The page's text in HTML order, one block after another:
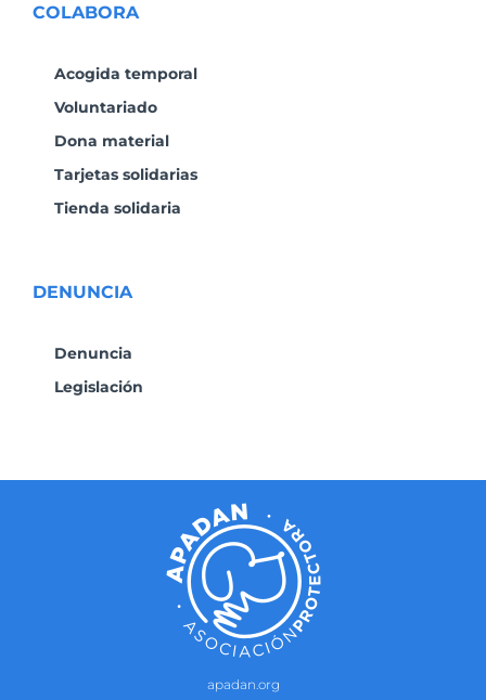
COLABORA
Acogida temporal
Voluntariado
Dona material
Tarjetas solidarias
Tienda solidaria
DENUNCIA
Denuncia
Legislación
apadan.org